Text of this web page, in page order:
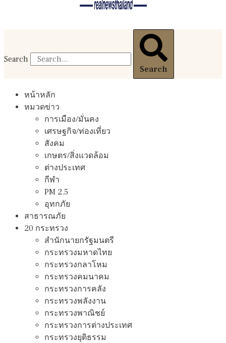
Search
Search
หน้าหลัก
หมวดข่าว
การเมือง/มั่นคง
เศรษฐกิจ/ท่องเที่ยว
สังคม
เกษตร/สิ่งแวดล้อม
ต่างประเทศ
กีฬา
PM 2.5
อุทกภัย
สาธารณภัย
20 กระทรวง
สํานักนายกรัฐมนตรี
กระทรวงมหาดไทย
กระทรวงกลาโหม
กระทรวงคมนาคม
กระทรวงการคลัง
กระทรวงพลังงาน
กระทรวงพาณิชย์
กระทรวงการต่างประเทศ
กระทรวงยุติธรรม